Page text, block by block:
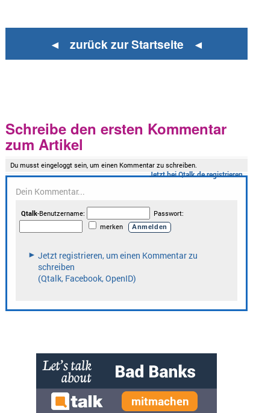
◄ zurück zur Startseite ◄
Schreibe den ersten Kommentar
zum Artikel